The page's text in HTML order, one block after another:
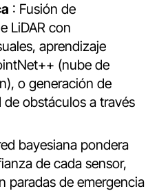
: Fusión de
LiDAR con
aprendizaje
(nube de
o generación de
obstáculos a través
bayesiana pondera
de cada sensor,
paradas de emergencia